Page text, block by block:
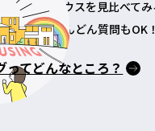
なモデルハウスを見比べてみ
担当者にどんどん質問もOK！
ってどんなところ？